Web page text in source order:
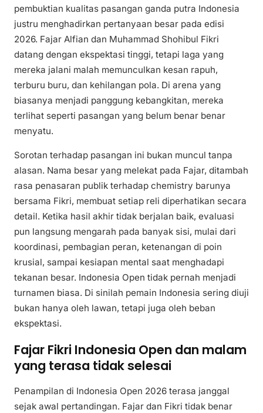
pembuktian kualitas pasangan ganda putra Indonesia
justru menghadirkan pertanyaan besar pada edisi
2026. Fajar Alfian dan Muhammad Shohibul Fikri
datang dengan ekspektasi tinggi, tetapi laga yang
mereka jalani malah memunculkan kesan rapuh,
terburu buru, dan kehilangan pola. Di arena yang
biasanya menjadi panggung kebangkitan, mereka
terlihat seperti pasangan yang belum benar benar
menyatu.
Sorotan terhadap pasangan ini bukan muncul tanpa
alasan. Nama besar yang melekat pada Fajar, ditambah
rasa penasaran publik terhadap chemistry barunya
bersama Fikri, membuat setiap reli diperhatikan secara
detail. Ketika hasil akhir tidak berjalan baik, evaluasi
pun langsung mengarah pada banyak sisi, mulai dari
koordinasi, pembagian peran, ketenangan di poin
krusial, sampai kesiapan mental saat menghadapi
tekanan besar. Indonesia Open tidak pernah menjadi
turnamen biasa. Di sinilah pemain Indonesia sering diuji
bukan hanya oleh lawan, tetapi juga oleh beban
ekspektasi.
Fajar Fikri Indonesia Open dan malam
yang terasa tidak selesai
Penampilan di Indonesia Open 2026 terasa janggal
sejak awal pertandingan. Fajar dan Fikri tidak benar